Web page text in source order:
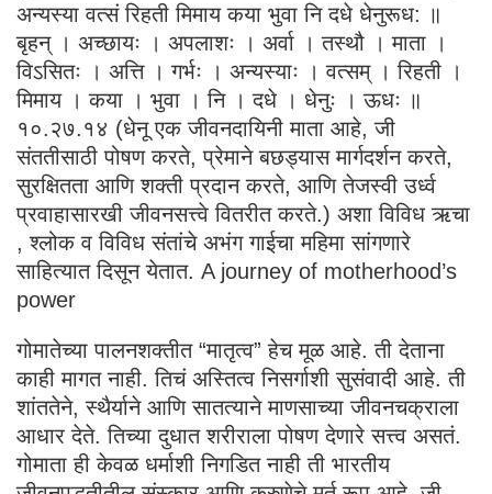
अन्यस्या वत्सं रिहती मिमाय कया भुवा नि दधे धेनुरूध: ॥
बृहन् । अच्छायः । अपलाशः । अर्वा । तस्थौ । माता ।
विऽसितः । अत्ति । गर्भः । अन्यस्याः । वत्सम् । रिहती ।
मिमाय । कया । भुवा । नि । दधे । धेनुः । ऊधः ॥
१०.२७.१४ (धेनू एक जीवनदायिनी माता आहे, जी
संततीसाठी पोषण करते, प्रेमाने बछड्यास मार्गदर्शन करते,
सुरक्षितता आणि शक्ती प्रदान करते, आणि तेजस्वी उर्ध्व
प्रवाहासारखी जीवनसत्त्वे वितरीत करते.) अशा विविध ऋचा
, श्लोक व विविध संतांचे अभंग गाईचा महिमा सांगणारे
साहित्यात दिसून येतात. A journey of motherhood’s
power
गोमातेच्या पालनशक्तीत “मातृत्व” हेच मूळ आहे. ती देताना
काही मागत नाही. तिचं अस्तित्व निसर्गाशी सुसंवादी आहे. ती
शांततेने, स्थैर्याने आणि सातत्याने माणसाच्या जीवनचक्राला
आधार देते. तिच्या दुधात शरीराला पोषण देणारे सत्त्व असतं.
गोमाता ही केवळ धर्माशी निगडित नाही ती भारतीय